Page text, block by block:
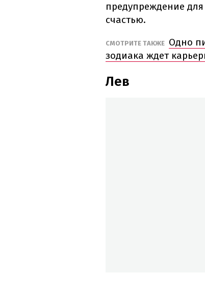
предупреждение
счастью.
СМОТРИТЕ ТАКЖЕ Одно
зодиака ждет
Лев